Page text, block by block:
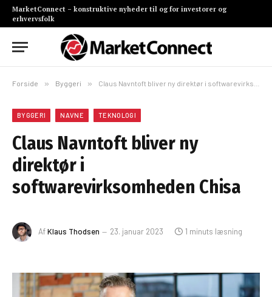
MarketConnect – konstruktive nyheder til og for investorer og
erhvervsfolk
Forside » Byggeri » Claus Navntoft bliver ny direktør i softwarevirksomheden Chisa
BYGGERI NAVNE TEKNOLOGI
Claus Navntoft bliver ny
direktør i
softwarevirksomheden Chisa
AfKlaus Thodsen 23. januar 2023 1 minuts læsning